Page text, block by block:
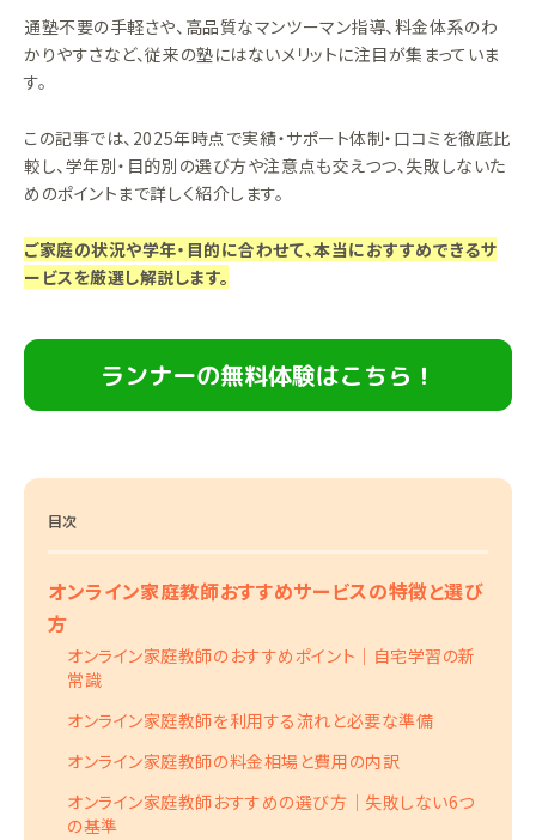
通塾不要の手軽さや、高品質なマンツーマン指導、料金体系のわ
かりやすさなど、従来の塾にはないメリットに注目が集まっていま
す。
この記事では、2025年時点で実績・サポート体制・口コミを徹底比
較し、学年別・目的別の選び方や注意点も交えつつ、失敗しないた
めのポイントまで詳しく紹介します。
ご家庭の状況や学年・目的に合わせて、本当におすすめできるサ
ービスを厳選し解説します。
ランナーの無料体験はこちら！
目次
オンライン家庭教師おすすめサービスの特徴と選び
方
オンライン家庭教師のおすすめポイント｜自宅学習の新
常識
オンライン家庭教師を利用する流れと必要な準備
オンライン家庭教師の料金相場と費用の内訳
オンライン家庭教師おすすめの選び方｜失敗しない6つ
の基準